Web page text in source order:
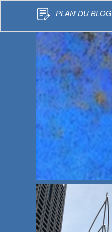
PLAN DU BLOG